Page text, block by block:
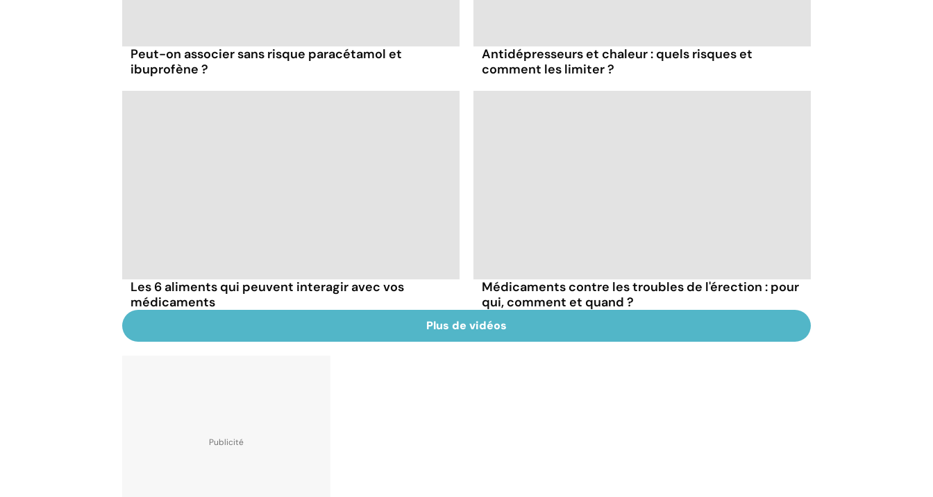
Peut-on associer sans risque paracétamol et
ibuprofène ?
Antidépresseurs et chaleur : quels risques et
comment les limiter ?
Les 6 aliments qui peuvent interagir avec vos
médicaments
Médicaments contre les troubles de l'érection : pour
qui, comment et quand ?
Plus de vidéos